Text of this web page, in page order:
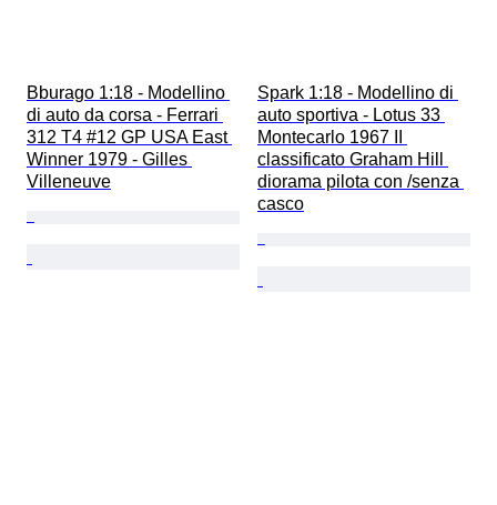
Bburago 1:18 - Modellino
di auto da corsa - Ferrari
312 T4 #12 GP USA East
Winner 1979 - Gilles
Villeneuve
Spark 1:18 - Modellino di
auto sportiva - Lotus 33
Montecarlo 1967 II
classificato Graham Hill
diorama pilota con /senza
casco